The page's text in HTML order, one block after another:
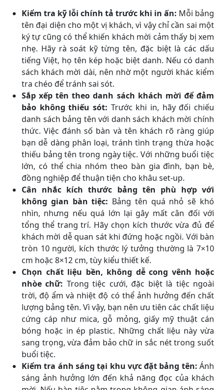
Kiểm tra kỹ lỗi chính tả trước khi in ấn: Mỗi bảng
tên đại diện cho một vị khách, vì vậy chỉ cần sai một
ký tự cũng có thể khiến khách mời cảm thấy bị xem
nhẹ. Hãy rà soát kỹ từng tên, đặc biệt là các dấu
tiếng Việt, họ tên kép hoặc biệt danh. Nếu có danh
sách khách mời dài, nên nhờ một người khác kiểm
tra chéo để tránh sai sót.
Sắp xếp tên theo danh sách khách mời để đảm
bảo không thiếu sót: Trước khi in, hãy đối chiếu
danh sách bảng tên với danh sách khách mời chính
thức. Việc đánh số bàn và tên khách rõ ràng giúp
bạn dễ dàng phân loại, tránh tình trạng thừa hoặc
thiếu bảng tên trong ngày tiệc. Với những buổi tiệc
lớn, có thể chia nhóm theo bàn gia đình, bạn bè,
đồng nghiệp để thuận tiện cho khâu set-up.
Cân nhắc kích thước bảng tên phù hợp với
không gian bàn tiệc: Bảng tên quá nhỏ sẽ khó
nhìn, nhưng nếu quá lớn lại gây mất cân đối với
tổng thể trang trí. Hãy chọn kích thước vừa đủ để
khách mời dễ quan sát khi đứng hoặc ngồi. Với bàn
tròn 10 người, kích thước lý tưởng thường là 7×10
cm hoặc 8×12 cm, tùy kiểu thiết kế.
Chọn chất liệu bền, không dễ cong vênh hoặc
nhòe chữ: Trong tiệc cưới, đặc biệt là tiệc ngoài
trời, độ ẩm và nhiệt độ có thể ảnh hưởng đến chất
lượng bảng tên. Vì vậy, bạn nên ưu tiên các chất liệu
cứng cáp như mica, gỗ mỏng, giấy mỹ thuật cán
bóng hoặc in ép plastic. Những chất liệu này vừa
sang trọng, vừa đảm bảo chữ in sắc nét trong suốt
buổi tiệc.
Kiểm tra ánh sáng tại khu vực đặt bảng tên: Ánh
sáng ảnh hưởng lớn đến khả năng đọc của khách